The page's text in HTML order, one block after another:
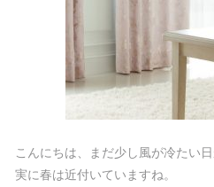
こんにちは、まだ少し風が冷たい
実に春は近付いていますね。